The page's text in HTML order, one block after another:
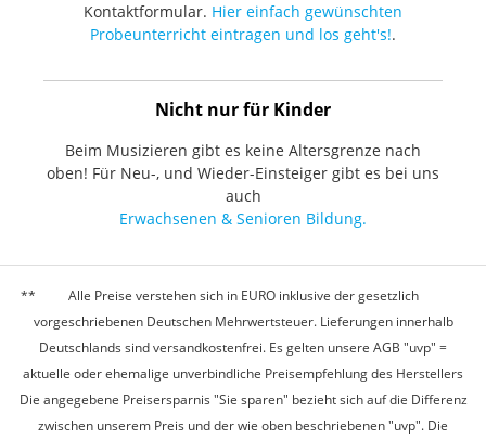
Kontaktformular. Hier einfach gewünschten
Probeunterricht eintragen und los geht's!.
Nicht nur für Kinder
Beim Musizieren gibt es keine Altersgrenze nach
oben! Für Neu-, und Wieder-Einsteiger gibt es bei uns
auch
Erwachsenen & Senioren Bildung.
Alle Preise verstehen sich in EURO inklusive der gesetzlich
vorgeschriebenen Deutschen Mehrwertsteuer. Lieferungen innerhalb
Deutschlands sind versandkostenfrei. Es gelten unsere AGB "uvp" =
aktuelle oder ehemalige unverbindliche Preisempfehlung des Herstellers
Die angegebene Preisersparnis "Sie sparen" bezieht sich auf die Differenz
zwischen unserem Preis und der wie oben beschriebenen "uvp". Die